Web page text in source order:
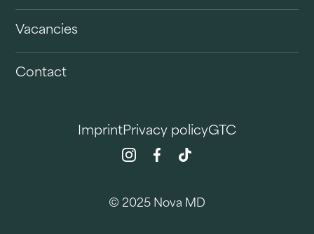
Vacancies
Contact
ImprintPrivacy policyGTC
© 2025 Nova MD